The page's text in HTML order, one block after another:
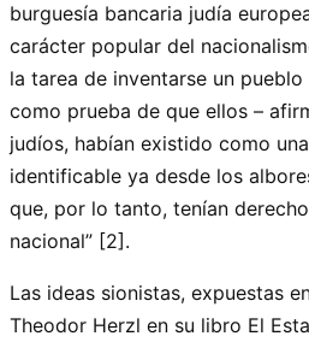
burguesía bancaria judía
carácter popular del
la tarea de inventarse un
como prueba de que ellos –
judíos, habían existido como
identificable ya desde los
que, por lo tanto, tenían
nacional” [2].
Las ideas sionistas, expuestas
Theodor Herzl en su libro El